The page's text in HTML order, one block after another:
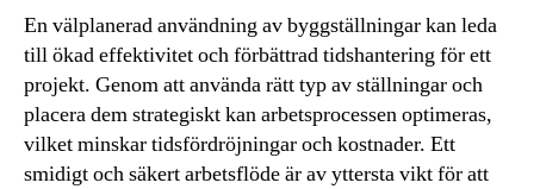
En välplanerad användning av byggställningar kan leda
till ökad effektivitet och förbättrad tidshantering för ett
projekt. Genom att använda rätt typ av ställningar och
placera dem strategiskt kan arbetsprocessen optimeras,
vilket minskar tidsfördröjningar och kostnader. Ett
smidigt och säkert arbetsflöde är av yttersta vikt för att